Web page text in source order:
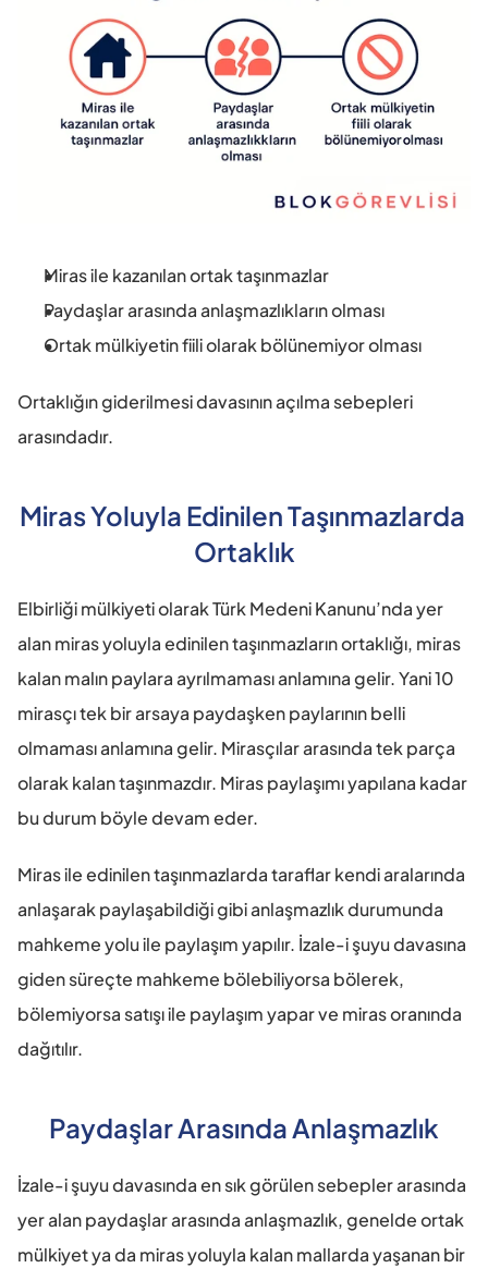
Miras ile kazanılan ortak taşınmazlar
Paydaşlar arasında anlaşmazlıkların olması
Ortak mülkiyetin fiili olarak bölünemiyor olması
Ortaklığın giderilmesi davasının açılma sebepleri
arasındadır.
Miras Yoluyla Edinilen Taşınmazlarda
Ortaklık
Elbirliği mülkiyeti olarak Türk Medeni Kanunu’nda yer
alan miras yoluyla edinilen taşınmazların ortaklığı, miras
kalan malın paylara ayrılmaması anlamına gelir. Yani 10
mirasçı tek bir arsaya paydaşken paylarının belli
olmaması anlamına gelir. Mirasçılar arasında tek parça
olarak kalan taşınmazdır. Miras paylaşımı yapılana kadar
bu durum böyle devam eder.
Miras ile edinilen taşınmazlarda taraflar kendi aralarında
anlaşarak paylaşabildiği gibi anlaşmazlık durumunda
mahkeme yolu ile paylaşım yapılır. İzale-i şuyu davasına
giden süreçte mahkeme bölebiliyorsa bölerek,
bölemiyorsa satışı ile paylaşım yapar ve miras oranında
dağıtılır.
Paydaşlar Arasında Anlaşmazlık
İzale-i şuyu davasında en sık görülen sebepler arasında
yer alan paydaşlar arasında anlaşmazlık, genelde ortak
mülkiyet ya da miras yoluyla kalan mallarda yaşanan bir